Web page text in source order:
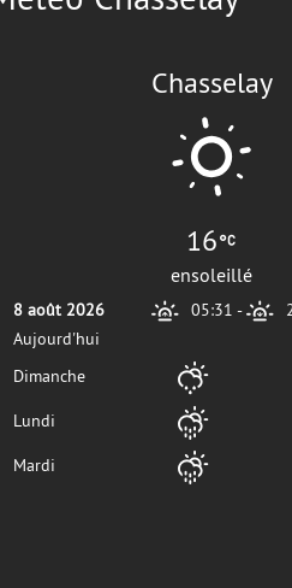
Chasselay
16
ensoleillé
8 août 2026
Aujourd'hui
05:31 -
Dimanche
Lundi
Mardi